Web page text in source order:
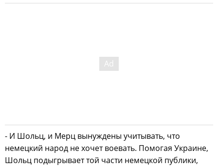
- И Шольц, и Мерц вынуждены учитывать, что
немецкий народ не хочет воевать. Помогая Украине,
Шольц подыгрывает той части немецкой публики,